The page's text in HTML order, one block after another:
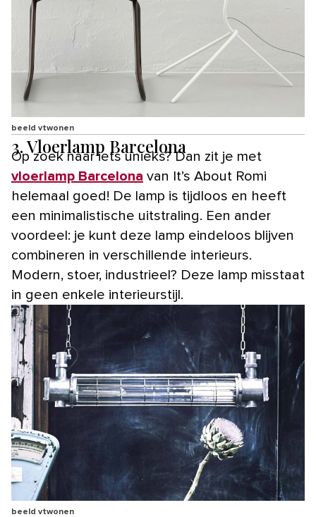
beeld vtwonen
3. Vloerlamp Barcelona
Op zoek naar iets unieks? Dan zit je met
vloerlamp Barcelona van It’s About Romi
helemaal goed! De lamp is tijdloos en heeft
een minimalistische uitstraling. Een ander
voordeel: je kunt deze lamp eindeloos blijven
combineren in verschillende interieurs.
Modern, stoer, industrieel? Deze lamp misstaat
in geen enkele interieurstijl.
beeld vtwonen